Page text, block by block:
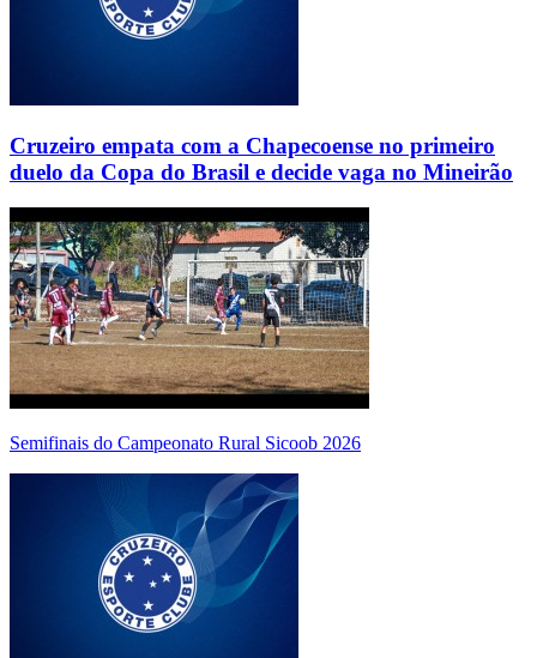
Cruzeiro empata com a Chapecoense no primeiro
duelo da Copa do Brasil e decide vaga no Mineirão
Semifinais do Campeonato Rural Sicoob 2026